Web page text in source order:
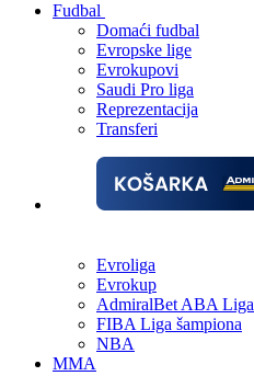
Fudbal
Domaći fudbal
Evropske lige
Evrokupovi
Saudi Pro liga
Reprezentacija
Transferi
Evroliga
Evrokup
AdmiralBet ABA Liga
FIBA Liga šampiona
NBA
MMA